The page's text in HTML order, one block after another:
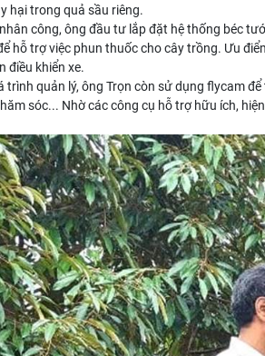
hại trong quả sầu riêng.
công, ông đầu tư lắp đặt hệ thống béc
hỗ trợ việc phun thuốc cho cây trồng. Ưu
điều khiển xe.
trình quản lý, ông Trọn còn sử dụng flycam
sóc... Nhờ các công cụ hỗ trợ hữu ích,